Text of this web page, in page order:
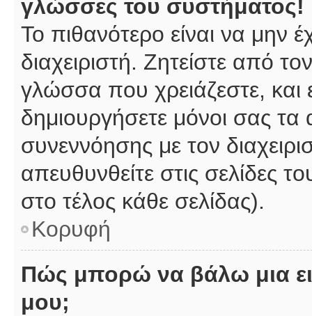
γλώσσες του συστήματος!
Το πιθανότερο είναι να μην
διαχειριστή. Ζητείστε από
γλώσσα που χρειάζεστε, και
δημιουργήσετε μόνοι σας
συνεννόησης με τον
απευθυνθείτε στις
στο τέλος κάθε σελίδας).
Κορυφή
Πώς μπορώ να βάλω μια
μου;